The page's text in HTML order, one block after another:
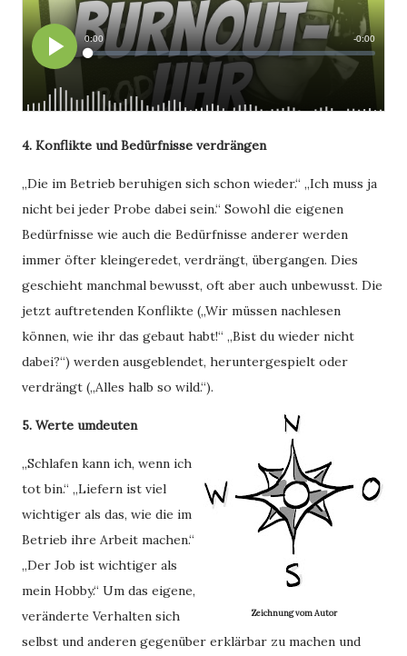
4. Konflikte und Bedürfnisse verdrängen
„Die im Betrieb beruhigen sich schon wieder.“ „Ich muss ja
nicht bei jeder Probe dabei sein.“ Sowohl die eigenen
Bedürfnisse wie auch die Bedürfnisse anderer werden
immer öfter kleingeredet, verdrängt, übergangen. Dies
geschieht manchmal bewusst, oft aber auch unbewusst. Die
jetzt auftretenden Konflikte („Wir müssen nachlesen
können, wie ihr das gebaut habt!“ „Bist du wieder nicht
dabei?“) werden ausgeblendet, heruntergespielt oder
verdrängt („Alles halb so wild.“).
Zeichnung vom Autor
5. Werte umdeuten
„Schlafen kann ich, wenn ich
tot bin.“ „Liefern ist viel
wichtiger als das, wie die im
Betrieb ihre Arbeit machen.“
„Der Job ist wichtiger als
mein Hobby.“ Um das eigene,
veränderte Verhalten sich
selbst und anderen gegenüber erklärbar zu machen und